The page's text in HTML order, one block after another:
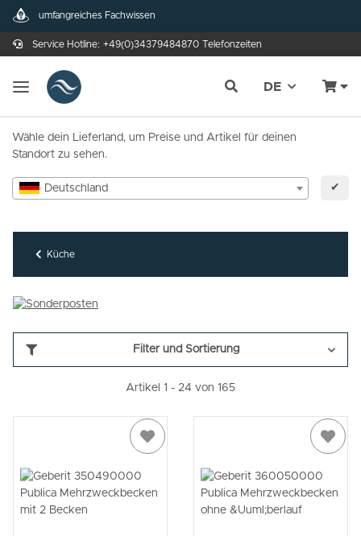
umfangreiches Fachwissen
Service Hotline: +49(0)34379484870 Telefonzeiten
DE
Wähle dein Lieferland, um Preise und Artikel für deinen
Standort zu sehen.
Deutschland ✔
Küche
Filter und Sortierung
Artikel 1 - 24 von 165